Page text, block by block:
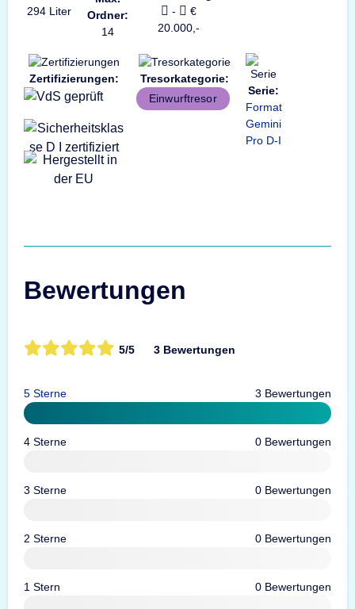
294 Liter
Ordner:
14
-
€
20.000,-
Zertifizierungen:
Tresorkategorie:
Einwurftresor
Serie:
Format
Gemini
Pro D-I
Bewertungen
5/5 3 Bewertungen
5 Sterne 3 Bewertungen
4 Sterne 0 Bewertungen
3 Sterne 0 Bewertungen
2 Sterne 0 Bewertungen
1 Stern 0 Bewertungen